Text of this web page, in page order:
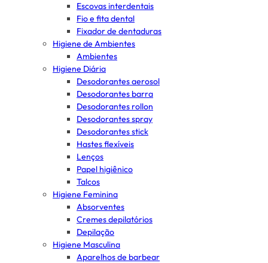
Escovas interdentais
Fio e fita dental
Fixador de dentaduras
Higiene de Ambientes
Ambientes
Higiene Diária
Desodorantes aerosol
Desodorantes barra
Desodorantes rollon
Desodorantes spray
Desodorantes stick
Hastes flexíveis
Lenços
Papel higiênico
Talcos
Higiene Feminina
Absorventes
Cremes depilatórios
Depilação
Higiene Masculina
Aparelhos de barbear